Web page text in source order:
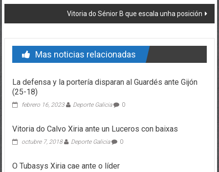
Vitoria do Sénior B que escala unha posición
Mas noticias relacionadas
La defensa y la portería disparan al Guardés ante Gijón
(25-18)
febrero 16, 2023 Deporte Galicia 0
Vitoria do Calvo Xiria ante un Luceros con baixas
octubre 7, 2018 Deporte Galicia 0
O Tubasys Xiria cae ante o líder